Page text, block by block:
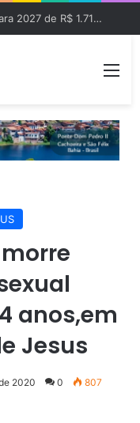
Governo projeta Salário mínimo para 2027 de R$ 1.717 “Aumento de R$ 96”
anos,em
Jesus
2020 0 807